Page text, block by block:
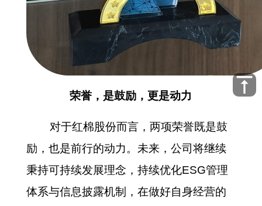
荣誉，是鼓励，更是动力
对于红棉股份而言，两项荣誉既是鼓
励，也是前行的动力。未来，公司将继续
秉持可持续发展理念，持续优化ESG管理
体系与信息披露机制，在做好自身经营的
opvertical_align_top